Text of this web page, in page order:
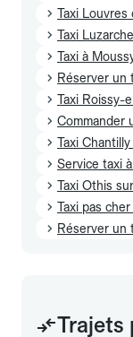
Taxi Louvres
Taxi
Taxi à
Réserver un
Taxi Roissy-
Commander
Taxi
Service taxi
Taxi Othis
Taxi pas
Réserver un
Trajets